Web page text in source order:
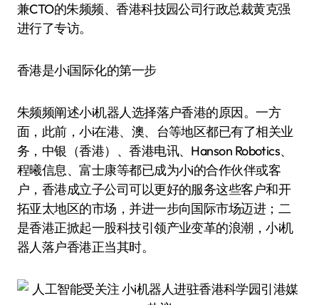
兼CTO的朱频频、香港科技园公司行政总裁黄克强
进行了专访。
香港是小i国际化的第一步
朱频频阐述小i机器人选择落户香港的原因。一方
面，此前，小i在港、澳、台等地区都已有了相关业
务，中银（香港）、香港电讯、Hanson Robotics、
程曦信息、富士康等都已成为小i的合作伙伴或客
户，香港成立子公司可以更好的服务这些客户和开
拓亚太地区的市场，并进一步向国际市场迈进；二
是香港正掀起一股科技引领产业变革的浪潮，小i机
器人落户香港正当其时。